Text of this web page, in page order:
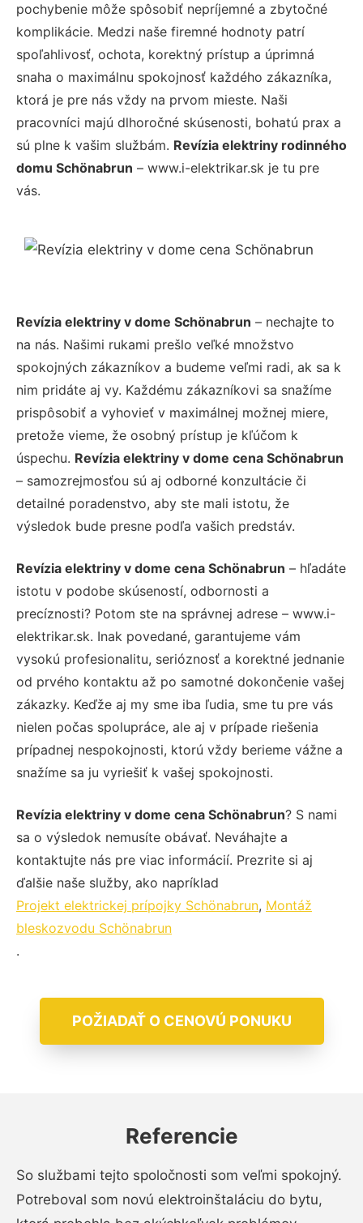
pochybenie môže spôsobiť nepríjemné a zbytočné
komplikácie. Medzi naše firemné hodnoty patrí
spoľahlivosť, ochota, korektný prístup a úprimná
snaha o maximálnu spokojnosť každého zákazníka,
ktorá je pre nás vždy na prvom mieste. Naši
pracovníci majú dlhoročné skúsenosti, bohatú prax a
sú plne k vašim službám. Revízia elektriny rodinného
domu Schönabrun – www.i-elektrikar.sk je tu pre
vás.
Revízia elektriny v dome Schönabrun – nechajte to
na nás. Našimi rukami prešlo veľké množstvo
spokojných zákazníkov a budeme veľmi radi, ak sa k
nim pridáte aj vy. Každému zákazníkovi sa snažíme
prispôsobiť a vyhovieť v maximálnej možnej miere,
pretože vieme, že osobný prístup je kľúčom k
úspechu. Revízia elektriny v dome cena Schönabrun
– samozrejmosťou sú aj odborné konzultácie či
detailné poradenstvo, aby ste mali istotu, že
výsledok bude presne podľa vašich predstáv.
Revízia elektriny v dome cena Schönabrun – hľadáte
istotu v podobe skúseností, odbornosti a
precíznosti? Potom ste na správnej adrese – www.i-
elektrikar.sk. Inak povedané, garantujeme vám
vysokú profesionalitu, serióznosť a korektné jednanie
od prvého kontaktu až po samotné dokončenie vašej
zákazky. Keďže aj my sme iba ľudia, sme tu pre vás
nielen počas spolupráce, ale aj v prípade riešenia
prípadnej nespokojnosti, ktorú vždy berieme vážne a
snažíme sa ju vyriešiť k vašej spokojnosti.
Revízia elektriny v dome cena Schönabrun? S nami
sa o výsledok nemusíte obávať. Neváhajte a
kontaktujte nás pre viac informácií. Prezrite si aj
ďalšie naše služby, ako napríklad
Projekt elektrickej prípojky Schönabrun, Montáž
bleskozvodu Schönabrun
.
POŽIADAŤ O CENOVÚ PONUKU
Referencie
So službami tejto spoločnosti som veľmi spokojný.
Potreboval som novú elektroinštaláciu do bytu,